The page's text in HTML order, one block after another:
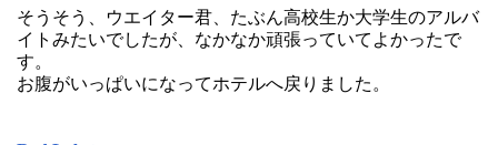
そうそう、ウエイター君、たぶん高校生か大学生のアルバ
イトみたいでしたが、なかなか頑張っていてよかったで
す。
お腹がいっぱいになってホテルへ戻りました。